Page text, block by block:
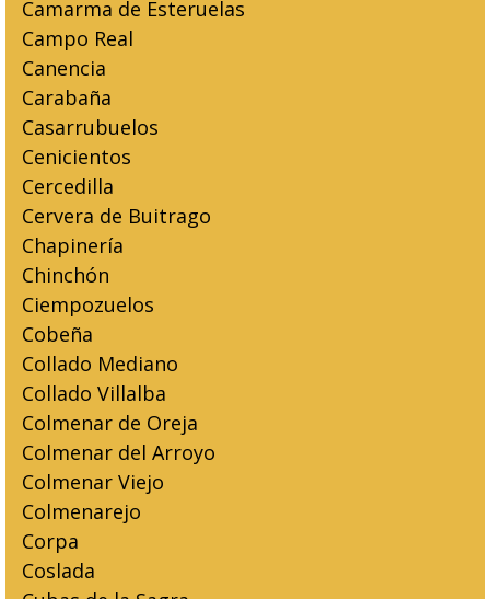
Camarma de Esteruelas
Campo Real
Canencia
Carabaña
Casarrubuelos
Cenicientos
Cercedilla
Cervera de Buitrago
Chapinería
Chinchón
Ciempozuelos
Cobeña
Collado Mediano
Collado Villalba
Colmenar de Oreja
Colmenar del Arroyo
Colmenar Viejo
Colmenarejo
Corpa
Coslada